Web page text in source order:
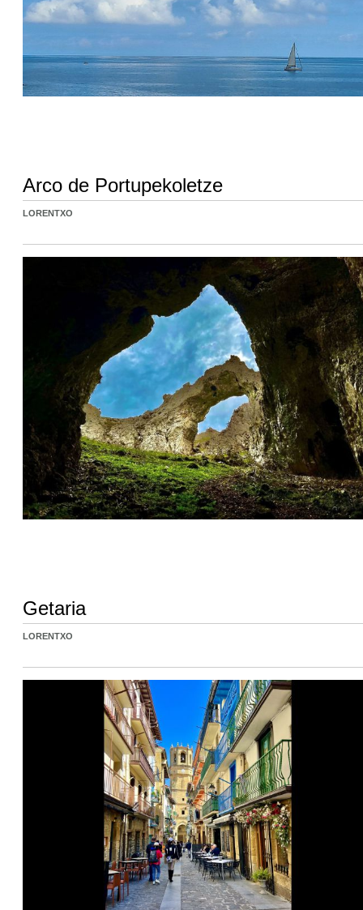
Arco de Portupekoletze
LORENTXO
Getaria
LORENTXO